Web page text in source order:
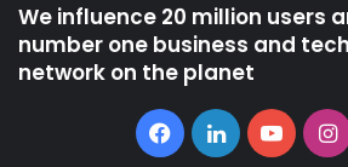
We influence 20 million users
number one business and
network on the planet
Facebook
LinkedIn